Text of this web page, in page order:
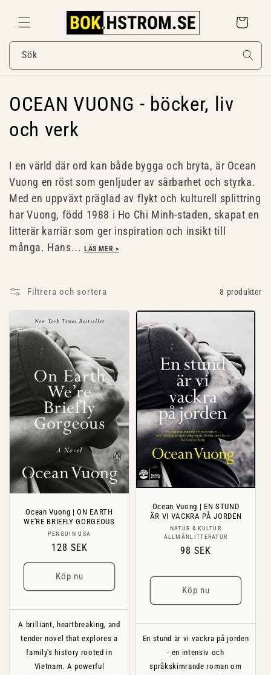
innehåll
Varukorg
Sök
P
r
d
u
k
t
r
i
e
:
OCEAN VUONG - böcker, liv
och verk
I en värld där ord kan både bygga och bryta, är Ocean
Vuong en röst som genljuder av sårbarhet och styrka.
Med en uppväxt präglad av flykt och kulturell splittring
har Vuong, född 1988 i Ho Chi Minh-staden, skapat en
litterär karriär som ger inspiration och insikt till
många. Hans... LÄS MER >
Filtrera och sortera 8 produkter
Ocean Vuong | ON EARTH
WE'RE BRIEFLY GORGEOUS
Säljare:
PENGUIN USA
Ordinarie
pris
128 SEK
Köp nu
A brilliant, heartbreaking, and
tender novel that explores a
family's history rooted in
Vietnam. A powerful
Ocean Vuong | EN STUND
ÄR VI VACKRA PÅ JORDEN
Säljare:
NATUR & KULTUR
ALLMÄNLITTERATUR
Ordinarie
98 SEK
Köp nu
En stund är vi vackra på jorden
- en intensiv och
språkskimrande roman om